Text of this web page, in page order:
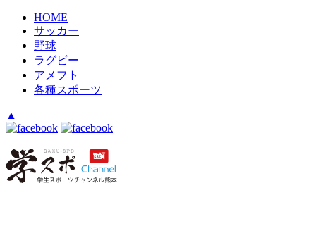
HOME
サッカー
野球
ラグビー
アメフト
各種スポーツ
▲